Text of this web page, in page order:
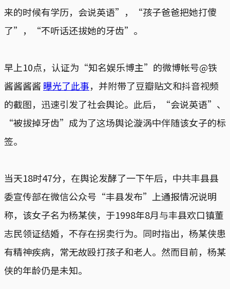
来的时候有学历，会说英语”，“孩子爸爸把她打傻
了”，“不听话还拔她的牙齿”。
早上10点，认证为“知名娱乐博主”的微博帐号@铁
酱酱酱酱 曝光了此事，并附带了豆瓣贴文和抖音视频
的截图，迅速引发了社会舆论。此后，“会说英语”、
“被拔掉牙齿”成为了这场舆论漩涡中伴随该女子的标
签。
当天18时47分，在舆论发酵了一下午后，中共丰县县
委宣传部在微信公众号“丰县发布”上通报情况说明
称，该女子名为杨某侠，于1998年8月与丰县欢口镇董
志民领证结婚，不存在拐卖行为。同时指出，杨某侠患
有精神疾病，常无故殴打孩子和老人。然而目前，杨某
侠的年龄仍是未知。